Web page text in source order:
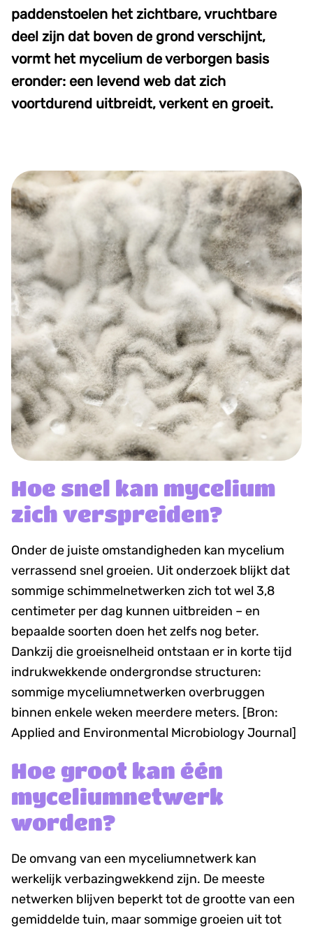
paddenstoelen het zichtbare, vruchtbare
deel zijn dat boven de grond verschijnt,
vormt het mycelium de verborgen basis
eronder: een levend web dat zich
voortdurend uitbreidt, verkent en groeit.
Hoe snel kan mycelium
zich verspreiden?
Onder de juiste omstandigheden kan mycelium
verrassend snel groeien. Uit onderzoek blijkt dat
sommige schimmelnetwerken zich tot wel 3,8
centimeter per dag kunnen uitbreiden – en
bepaalde soorten doen het zelfs nog beter.
Dankzij die groeisnelheid ontstaan er in korte tijd
indrukwekkende ondergrondse structuren:
sommige myceliumnetwerken overbruggen
binnen enkele weken meerdere meters. [Bron:
Applied and Environmental Microbiology Journal]
Hoe groot kan één
myceliumnetwerk
worden?
De omvang van een myceliumnetwerk kan
werkelijk verbazingwekkend zijn. De meeste
netwerken blijven beperkt tot de grootte van een
gemiddelde tuin, maar sommige groeien uit tot